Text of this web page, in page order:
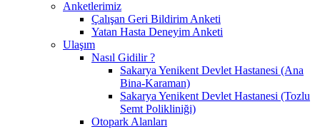
Anketlerimiz
Çalışan Geri Bildirim Anketi
Yatan Hasta Deneyim Anketi
Ulaşım
Nasıl Gidilir ?
Sakarya Yenikent Devlet Hastanesi (Ana
Bina-Karaman)
Sakarya Yenikent Devlet Hastanesi (Tozlu
Semt Polikliniği)
Otopark Alanları